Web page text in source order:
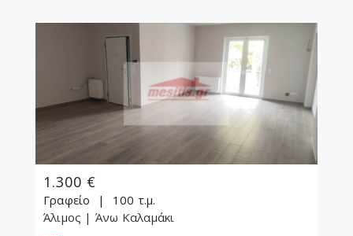
1.300 €
Γραφείο
100 τ.μ.
Άλιμος | Άνω Καλαμάκι